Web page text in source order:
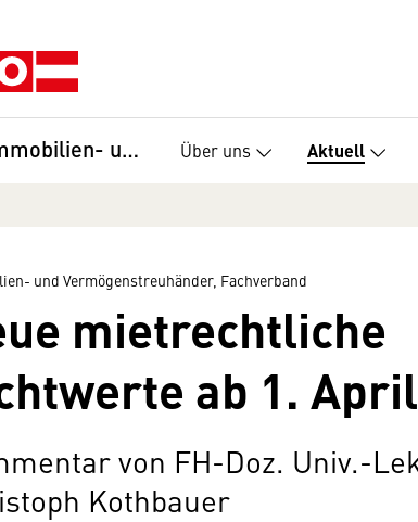
Immobilien- und Vermögenstreuhänder, Fachverband Über uns Aktuell
und Vermögenstreuhänder, Fachverband
mietrechtliche
ab 1.
von FH-Doz. Univ.-
Kothbauer